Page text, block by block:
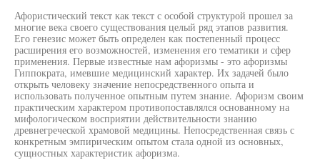
Афористический текст как текст с особой структурой прошел за
многие века своего существования целый ряд этапов развития.
Его генезис может быть определен как постепенный процесс
расширения его возможностей, изменения его тематики и сфер
применения. Первые известные нам афоризмы - это афоризмы
Гиппократа, имевшие медицинский характер. Их задачей было
открыть человеку значение непосредственного опыта и
использовать полученное опытным путем знание. Афоризм своим
практическим характером противопоставлялся основанному на
мифологическом восприятии действительности знанию
древнегреческой храмовой медицины. Непосредственная связь с
конкретным эмпирическим опытом стала одной из основных,
сущностных характеристик афоризма.